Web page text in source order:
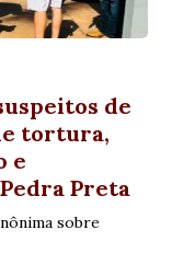
de
tortura,
e
Preta
sobre